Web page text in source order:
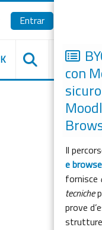
con
Il
e
fornisce
tecniche
prove
Entrar